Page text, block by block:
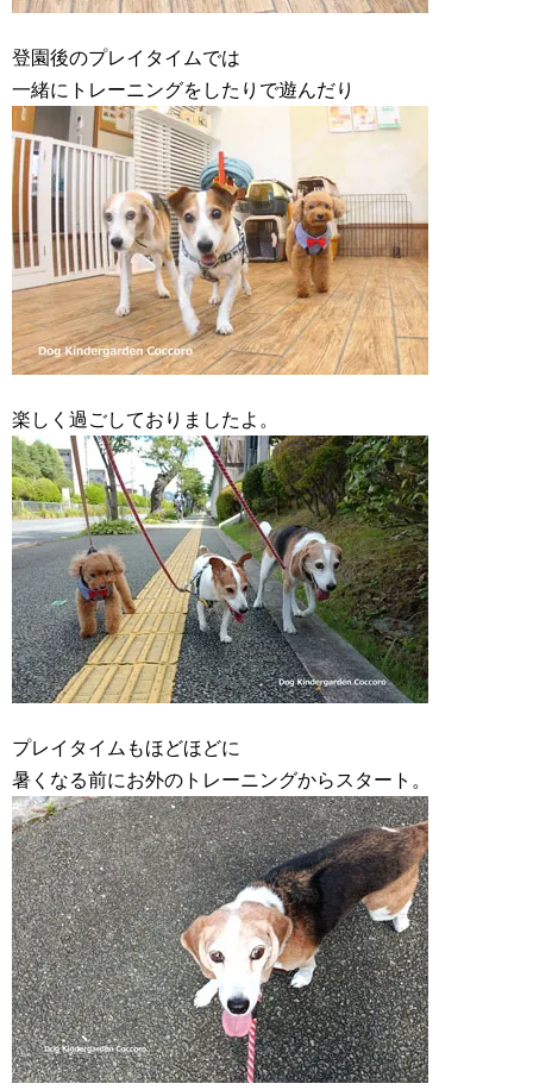
登園後のプレイタイムでは
一緒にトレーニングをしたりで遊んだり
楽しく過ごしておりましたよ。
プレイタイムもほどほどに
暑くなる前にお外のトレーニングからスタート。